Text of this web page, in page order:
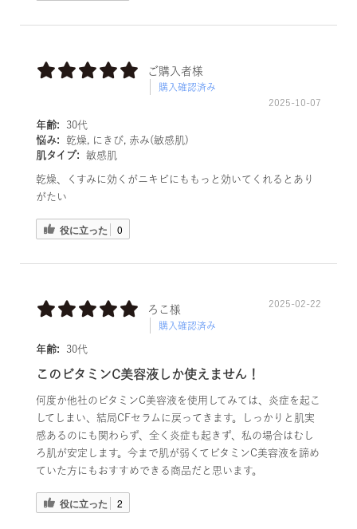
ご購入者様
購入確認済み
2025-10-07
年齢:
30代
悩み:
乾燥, にきび, 赤み(敏感肌)
肌タイプ:
敏感肌
乾燥、くすみに効くがニキビにももっと効いてくれるとあり
がたい
役に立った 0
ろこ様
購入確認済み
2025-02-22
年齢: 30代
このビタミンC美容液しか使えません！
何度か他社のビタミンC美容液を使用してみては、炎症を起こ
してしまい、結局CFセラムに戻ってきます。しっかりと肌実
感あるのにも関わらず、全く炎症も起きず、私の場合はむし
ろ肌が安定します。今まで肌が弱くてビタミンC美容液を諦め
ていた方にもおすすめできる商品だと思います。
役に立った 2